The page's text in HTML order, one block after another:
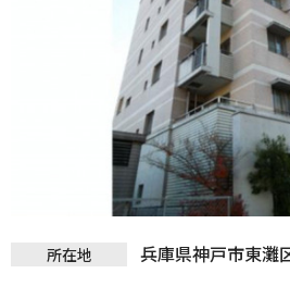
所在地 兵庫県神戸市東灘